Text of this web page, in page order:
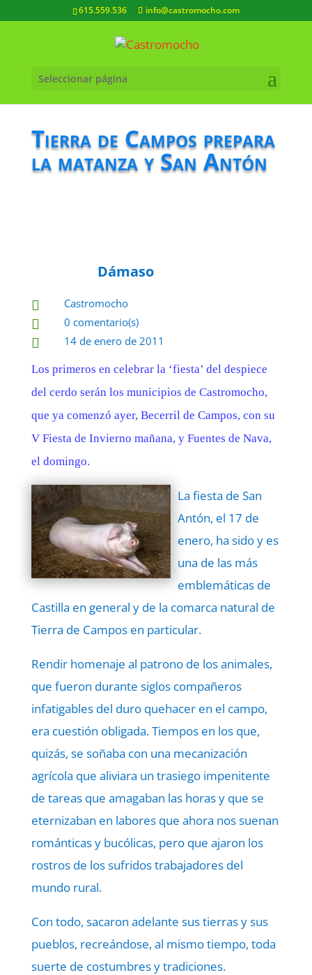
615.559.536 info@castromocho.com
Seleccionar página
Tierra de Campos prepara
la matanza y San Antón
Dámaso
 Castromocho
 0 comentario(s)
 14 de enero de 2011
Los primeros en celebrar la ‘fiesta’ del despiece
del cerdo serán los municipios de Castromocho,
que ya comenzó ayer, Becerril de Campos, con su
V Fiesta de Invierno mañana, y Fuentes de Nava,
el domingo.
La fiesta de San
Antón, el 17 de
enero, ha sido y es
una de las más
emblemáticas de
Castilla en general y de la comarca natural de
Tierra de Campos en particular.
Rendir homenaje al patrono de los animales,
que fueron durante siglos compañeros
infatigables del duro quehacer en el campo,
era cuestión obligada. Tiempos en los que,
quizás, se soñaba con una mecanización
agrícola que aliviara un trasiego impenitente
de tareas que amagaban las horas y que se
eternizaban en labores que ahora nos suenan
románticas y bucólicas, pero que ajaron los
rostros de los sufridos trabajadores del
mundo rural.
Con todo, sacaron adelante sus tierras y sus
pueblos, recreándose, al mismo tiempo, toda
suerte de costumbres y tradiciones.